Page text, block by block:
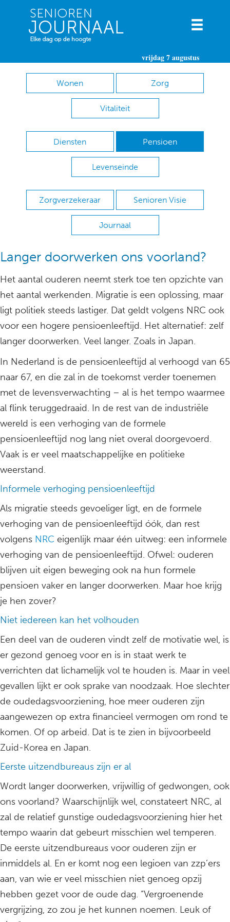
vrijdag 7 augustus
Wonen Zorg
Vitaliteit
Diensten Pensioen
Levenseinde
Zorgverzekeraar Senioren Visie
Journaal
Langer doorwerken ons voorland?
Het aantal ouderen neemt sterk toe ten opzichte van
het aantal werkenden. Migratie is een oplossing, maar
ligt politiek steeds lastiger. Dat geldt volgens NRC ook
voor een hogere pensioenleeftijd. Het alternatief: zelf
langer doorwerken. Veel langer. Zoals in Japan.
In Nederland is de pensioenleeftijd al verhoogd van 65
naar 67, en die zal in de toekomst verder toenemen
met de levensverwachting – al is het tempo waarmee
al flink teruggedraaid. In de rest van de industriële
wereld is een verhoging van de formele
pensioenleeftijd nog lang niet overal doorgevoerd.
Vaak is er veel maatschappelijke en politieke
weerstand.
Informele verhoging pensioenleeftijd
Als migratie steeds gevoeliger ligt, en de formele
verhoging van de pensioenleeftijd óók, dan rest
volgens NRC eigenlijk maar één uitweg: een informele
verhoging van de pensioenleeftijd. Ofwel: ouderen
blijven uit eigen beweging ook na hun formele
pensioen vaker en langer doorwerken. Maar hoe krijg
je hen zover?
Niet iedereen kan het volhouden
Een deel van de ouderen vindt zelf de motivatie wel, is
er gezond genoeg voor en is in staat werk te
verrichten dat lichamelijk vol te houden is. Maar in veel
gevallen lijkt er ook sprake van noodzaak. Hoe slechter
de oudedagsvoorziening, hoe meer ouderen zijn
aangewezen op extra financieel vermogen om rond te
komen. Of op arbeid. Dat is te zien in bijvoorbeeld
Zuid-Korea en Japan.
Eerste uitzendbureaus zijn er al
Wordt langer doorwerken, vrijwillig of gedwongen, ook
ons voorland? Waarschijnlijk wel, constateert NRC, al
zal de relatief gunstige oudedagsvoorziening hier het
tempo waarin dat gebeurt misschien wel temperen.
De eerste uitzendbureaus voor ouderen zijn er
inmiddels al. En er komt nog een legioen van zzp’ers
aan, van wie er veel misschien niet genoeg opzij
hebben gezet voor de oude dag. “Vergroenende
vergrijzing, zo zou je het kunnen noemen. Leuk of